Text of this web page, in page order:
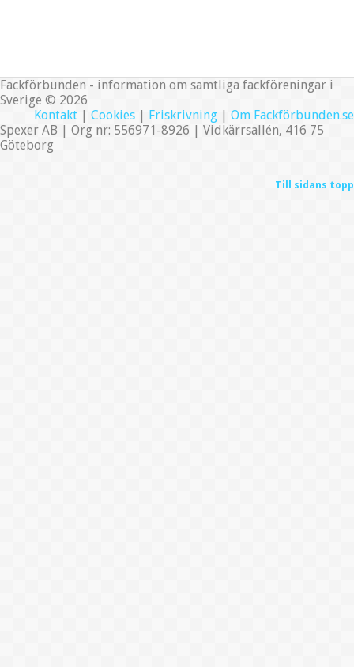
Fackförbunden - information om samtliga fackföreningar i
Sverige © 2026
Kontakt | Cookies | Friskrivning | Om Fackförbunden.se
Spexer AB | Org nr: 556971-8926 | Vidkärrsallén, 416 75
Göteborg
Till sidans topp